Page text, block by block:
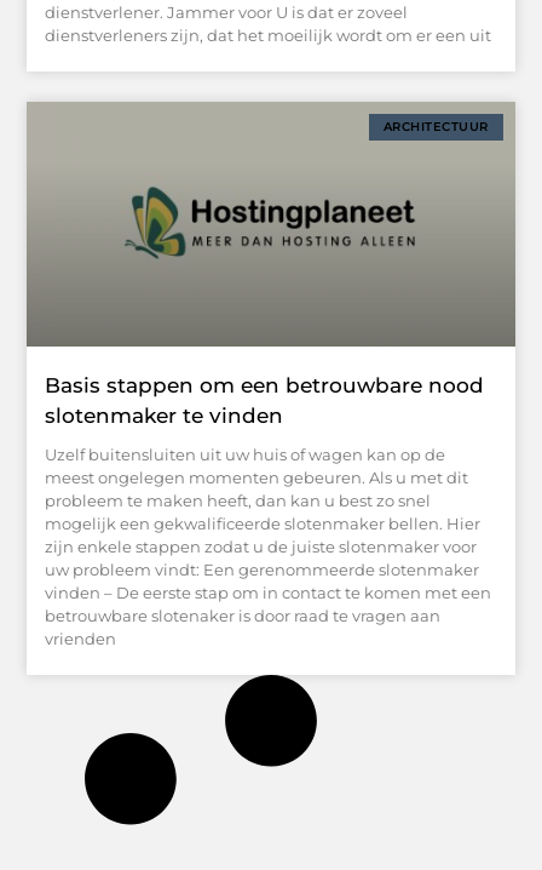
dienstverlener. Jammer voor U is dat er zoveel
dienstverleners zijn, dat het moeilijk wordt om er een uit
ARCHITECTUUR
Basis stappen om een betrouwbare nood
slotenmaker te vinden
Uzelf buitensluiten uit uw huis of wagen kan op de
meest ongelegen momenten gebeuren. Als u met dit
probleem te maken heeft, dan kan u best zo snel
mogelijk een gekwalificeerde slotenmaker bellen. Hier
zijn enkele stappen zodat u de juiste slotenmaker voor
uw probleem vindt: Een gerenommeerde slotenmaker
vinden – De eerste stap om in contact te komen met een
betrouwbare slotenaker is door raad te vragen aan
vrienden